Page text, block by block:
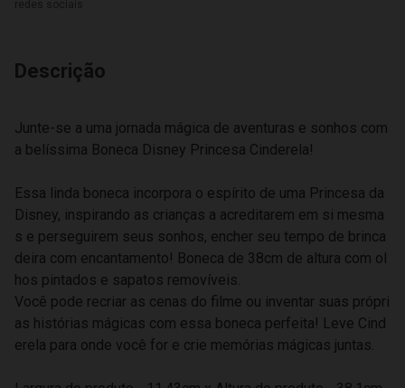
Descrição
Junte-se a uma jornada mágica de aventuras e sonhos com
a belíssima Boneca Disney Princesa Cinderela!
Essa linda boneca incorpora o espírito de uma Princesa da
Disney, inspirando as crianças a acreditarem em si mesma
s e perseguirem seus sonhos, encher seu tempo de brinca
deira com encantamento! Boneca de 38cm de altura com ol
hos pintados e sapatos removíveis.
Você pode recriar as cenas do filme ou inventar suas própri
as histórias mágicas com essa boneca perfeita! Leve Cind
erela para onde você for e crie memórias mágicas juntas.